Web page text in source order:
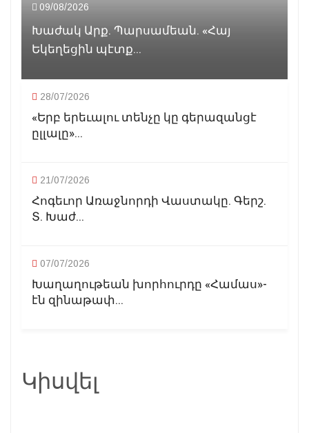
09/08/2026
Խաժակ Արք. Պարսամեան. «Հայ
Եկեղեցին պէտք...
28/07/2026
«Երբ երեւալու տենչը կը գերազանցէ
ըլլալը»...
21/07/2026
Հոգեւոր Առաջնորդի Վաստակը. Գերշ.
Տ. Խաժ...
07/07/2026
Խաղաղութեան խորհուրդը «Համաս»-
էն զինաթափ...
Կիսվել